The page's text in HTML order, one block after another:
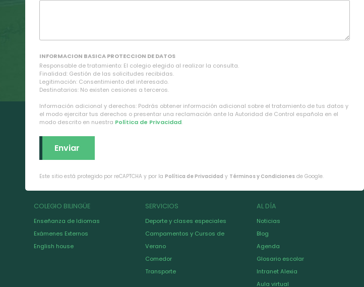
INFORMACION BASICA PROTECCION DE DATOS
Responsable de tratamiento: El colegio elegido al realizar la consulta.
Finalidad: Gestión de las solicitudes recibidas.
Legitimación: Consentimiento del interesado.
Destinatarios: No existen cesiones a terceros.
Información adicional y derechos: Podrás obtener información adicional sobre el tratamiento de tus datos y
el modo ejercitar tus derechos o presentar una reclamación ante la Autoridad de Control española en el
modo descrito en nuestra Política de Privacidad.
Este sitio está protegido por reCAPTCHA y por la Política de Privacidad y Términos y Condiciones de Google.
COLEGIO BILINGÜE
Enseñanza de Idiomas
Exámenes Externos
English house
SERVICIOS
Deporte y clases especiales
Campamentos y Cursos de
Verano
Comedor
Transporte
AL DÍA
Noticias
Blog
Agenda
Glosario escolar
Intranet Alexia
Aula virtual